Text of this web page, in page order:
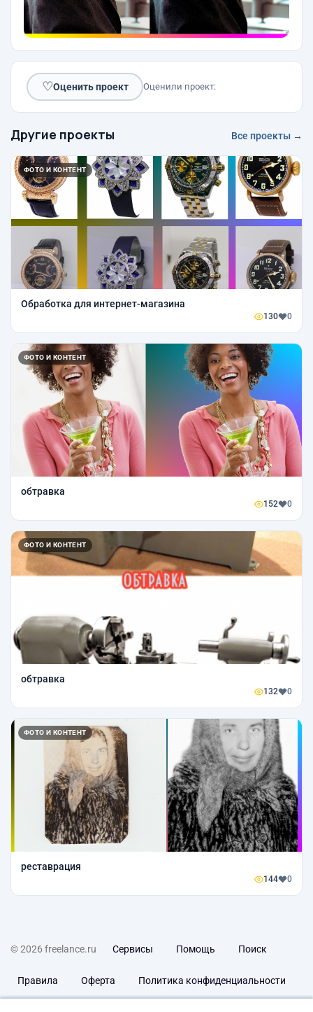
♡Оценить проект Оценили проект:
Другие проекты Все проекты →
ФОТО И КОНТЕНТ
Обработка для интернет-магазина
130 0
ФОТО И КОНТЕНТ
обтравка
152 0
ФОТО И КОНТЕНТ
обтравка
132 0
ФОТО И КОНТЕНТ
реставрация
144 0
© 2026 freelance.ru Сервисы Помощь Поиск
Правила Оферта Политика конфиденциальности